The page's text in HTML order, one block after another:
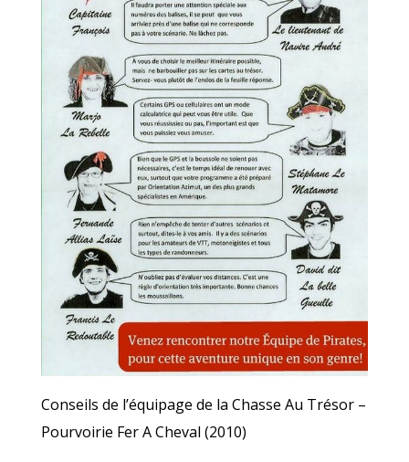
Conseils de l’équipage de la Chasse Au Trésor –
Pourvoirie Fer A Cheval (2010)